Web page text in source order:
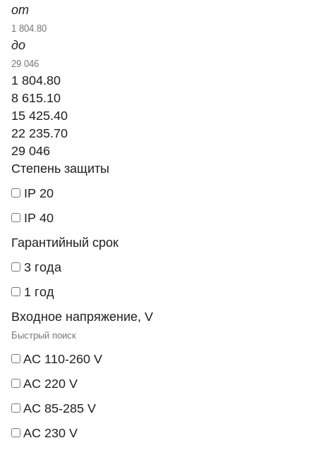
от
до
1 804.80
8 615.10
15 425.40
22 235.70
29 046
Степень защиты
IP 20
IP 40
Гарантийный срок
3 года
1 год
Входное напряжение, V
AC 110-260 V
AC 220 V
AC 85-285 V
AC 230 V